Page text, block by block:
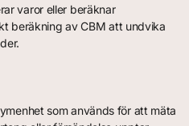
varor eller beräknar
beräkning av CBM att undvika
som används för att mäta